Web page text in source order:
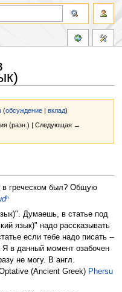
(обсуждение |вклад)
(разн.) | Следующая →
в греческом был? Общую
Думаешь, в статье под
язык)" надо рассказывать
если тебе надо писать --
Я в данный момент озабочен
не могу. В англ.
(Ancient Greek) Phersu